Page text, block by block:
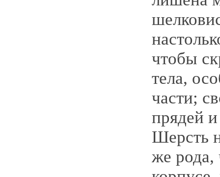
чтобы
тела,
части;
прядей и
Шерсть
же рода,